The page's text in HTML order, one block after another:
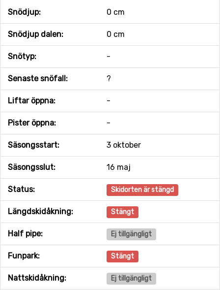
Snödjup: 0 cm
Snödjup dalen: 0 cm
Snötyp: -
Senaste snöfall: ?
Liftar öppna: -
Pister öppna: -
Säsongsstart: 3 oktober
Säsongsslut: 16 maj
Status: Skidorten är stängd
Längdskidåkning: Stängt
Half pipe: Ej tillgängligt
Funpark: Stängt
Nattskidåkning: Ej tillgängligt